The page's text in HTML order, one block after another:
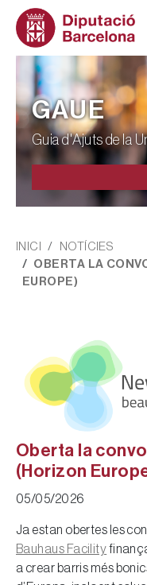
Vés al contingut
GAUE
Guia d'Ajuts de la
Fil d'ariadna
INICI
NOTÍCIES
OBERTA LA
EUROPE)
Oberta la
(Horizon
05/05/2026
Ja estan obertes les
Bauhaus Facility
a crear barris més